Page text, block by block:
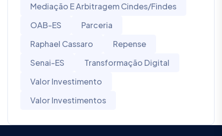
Mediação E Arbitragem Cindes/Findes
OAB-ES
Parceria
Raphael Cassaro
Repense
Senai-ES
Transformação Digital
Valor Investimento
Valor Investimentos